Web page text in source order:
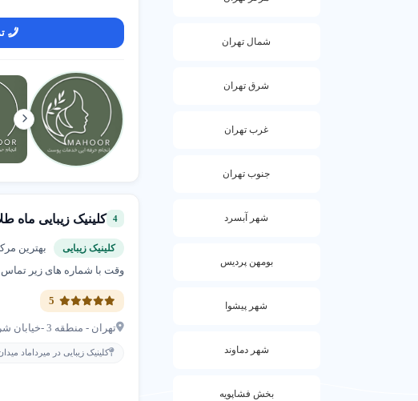
شمال تهران
شرق تهران
غرب تهران
جنوب تهران
شهر آبسرد
بومهن پردیس
شهر پیشوا
شهر دماوند
بخش فشاپویه
4 کلینیک زیبایی ماه
کلینیک زیبایی
بهترین
وقت با شماره های زیر تماس
5
تهران - منطقه 3 -خیابان شریعتی - بین میرداماد و ظفر-کلینیک
کلینیک زیبایی در میرداماد